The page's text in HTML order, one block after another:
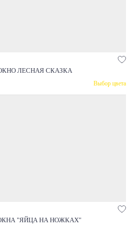
ЛЕСНАЯ СКАЗКА
Выбор цвета
"ЯЙЦА НА НОЖКАХ"